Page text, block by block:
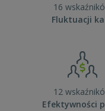
16
Fluktuacji
12
Efektywności